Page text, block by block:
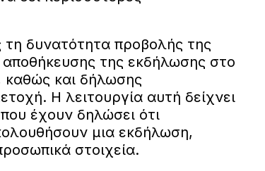
τη δυνατότητα προβολής της
της εκδήλωσης στο
καθώς και δήλωσης
Η λειτουργία αυτή δείχνει
έχουν δηλώσει ότι
μια εκδήλωση,
στοιχεία.